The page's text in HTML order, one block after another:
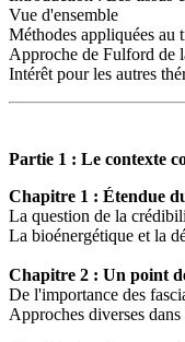
Vue d'ensemble
Méthodes appliquées au
Approche de Fulford de
Intérêt pour les autres
Partie 1 : Le contexte
Chapitre 1 : Étendue
La question de la
La bioénergétique et la
Chapitre 2 : Un point
De l'importance des
Approches diverses